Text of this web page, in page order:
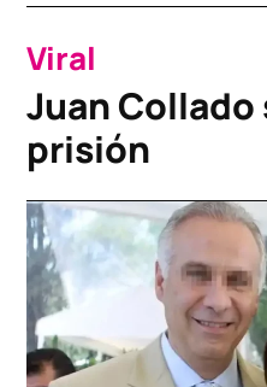
POSTED
IN
Viral
Juan Collado
prisión